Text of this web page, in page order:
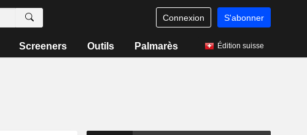
Connexion S'abonner
Screeners Outils Palmarès Édition suisse